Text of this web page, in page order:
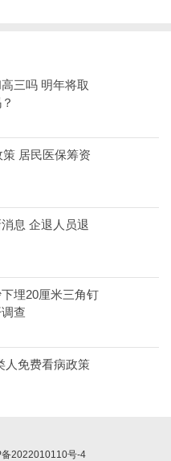
三吗 明年将取
居民医保筹资
息 企退人员退
埋20厘米三角钉
查
人免费看病政策
备2022010110号-4